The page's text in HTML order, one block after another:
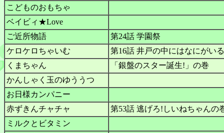
こどものおもちゃ
ベイビィ★Love
ご近所物語
第24話 学園祭
ケロケロちゃいむ
第16話 井戸の中にはなにがい
くまちゃん
「銀盤のスター誕生!」の巻
かんしゃく玉のゆううつ
お日様カンパニー
赤ずきんチャチャ
第53話 逃げろ!しいねちゃんの
ミルクとビタミン